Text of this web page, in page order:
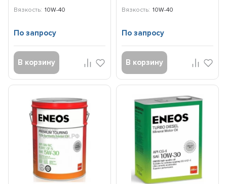
Вязкость: 10W-40
По запросу
В корзину
Вязкость: 10W-40
По запросу
В корзину